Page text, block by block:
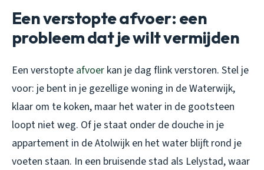
Een verstopte afvoer: een
probleem dat je wilt vermijden
Een verstopte afvoer kan je dag flink verstoren. Stel je
voor: je bent in je gezellige woning in de Waterwijk,
klaar om te koken, maar het water in de gootsteen
loopt niet weg. Of je staat onder de douche in je
appartement in de Atolwijk en het water blijft rond je
voeten staan. In een bruisende stad als Lelystad, waar